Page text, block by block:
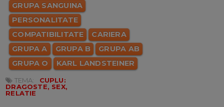
GRUPA SANGUINA
PERSONALITATE
COMPATIBILITATE
CARIERA
GRUPA A
GRUPA B
GRUPA AB
GRUPA O
KARL LANDSTEINER
TEMA:
CUPLU:
DRAGOSTE, SEX,
RELATIE